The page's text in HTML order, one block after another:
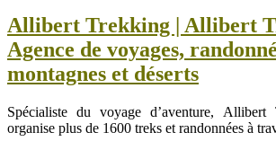
Allibert Trekking | Allibert
Agence de voyages,
montagnes et déserts
Spécialiste du voyage d’aventure,
organise plus de 1600 treks et randonnées à